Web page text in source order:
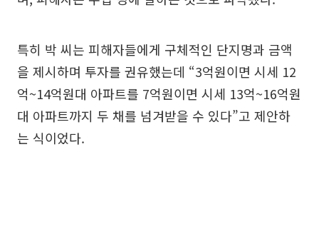
특히 박 씨는 피해자들에게 구체적인 단지명과 금액
을 제시하며 투자를 권유했는데 “3억원이면 시세 12
억~14억원대 아파트를 7억원이면 시세 13억~16억원
대 아파트까지 두 채를 넘겨받을 수 있다”고 제안하
는 식이었다.